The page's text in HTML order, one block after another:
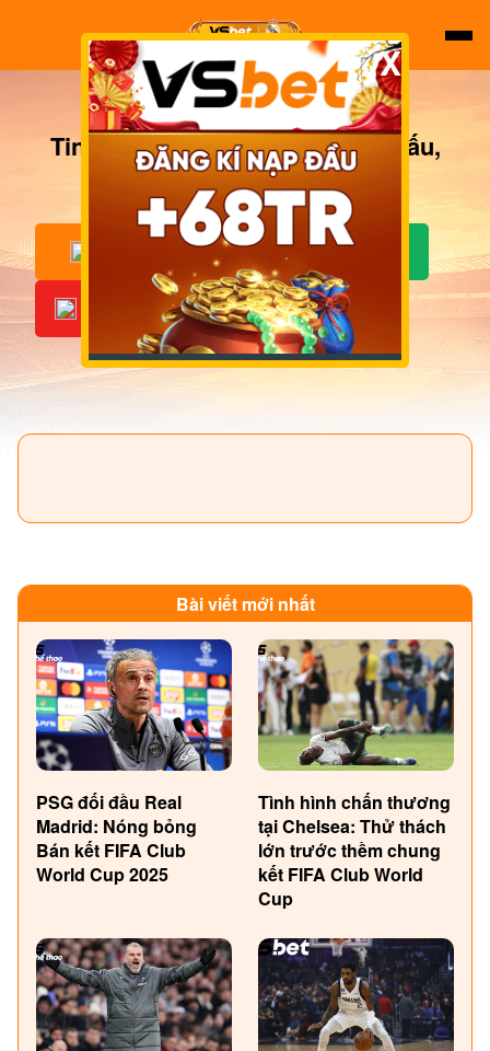
Tin thể thao - Cập nhật lịch thi đấu,
kết quả hot nhất
ĐĂNG KÝ ĐĂNG NHẬP
CƯỢC NGAY
Bài viết mới nhất
PSG đối đầu Real
Madrid: Nóng bỏng
Bán kết FIFA Club
World Cup 2025
Tình hình chấn thương
tại Chelsea: Thử thách
lớn trước thềm chung
kết FIFA Club World
Cup
X